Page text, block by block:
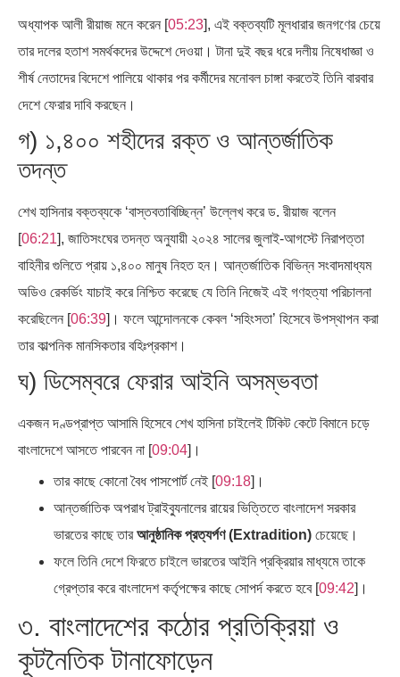
অধ্যাপক আলী রীয়াজ মনে করেন [05:23], এই বক্তব্যটি মূলধারার জনগণের চেয়ে
তার দলের হতাশ সমর্থকদের উদ্দেশে দেওয়া। টানা দুই বছর ধরে দলীয় নিষেধাজ্ঞা ও
শীর্ষ নেতাদের বিদেশে পালিয়ে থাকার পর কর্মীদের মনোবল চাঙ্গা করতেই তিনি বারবার
দেশে ফেরার দাবি করছেন।
গ) ১,৪০০ শহীদের রক্ত ও আন্তর্জাতিক
তদন্ত
শেখ হাসিনার বক্তব্যকে ‘বাস্তবতাবিচ্ছিন্ন’ উল্লেখ করে ড. রীয়াজ বলেন
[06:21], জাতিসংঘের তদন্ত অনুযায়ী ২০২৪ সালের জুলাই-আগস্টে নিরাপত্তা
বাহিনীর গুলিতে প্রায় ১,৪০০ মানুষ নিহত হন। আন্তর্জাতিক বিভিন্ন সংবাদমাধ্যম
অডিও রেকর্ডিং যাচাই করে নিশ্চিত করেছে যে তিনি নিজেই এই গণহত্যা পরিচালনা
করেছিলেন [06:39]। ফলে আন্দোলনকে কেবল ‘সহিংসতা’ হিসেবে উপস্থাপন করা
তার কাল্পনিক মানসিকতার বহিঃপ্রকাশ।
ঘ) ডিসেম্বরে ফেরার আইনি অসম্ভবতা
একজন দণ্ডপ্রাপ্ত আসামি হিসেবে শেখ হাসিনা চাইলেই টিকিট কেটে বিমানে চড়ে
বাংলাদেশে আসতে পারবেন না [09:04]।
তার কাছে কোনো বৈধ পাসপোর্ট নেই [09:18]।
আন্তর্জাতিক অপরাধ ট্রাইব্যুনালের রায়ের ভিত্তিতে বাংলাদেশ সরকার
ভারতের কাছে তারআনুষ্ঠানিক প্রত্যর্পণ (Extradition) চেয়েছে।
ফলে তিনি দেশে ফিরতে চাইলে ভারতের আইনি প্রক্রিয়ার মাধ্যমে তাকে
গ্রেপ্তার করে বাংলাদেশ কর্তৃপক্ষের কাছে সোপর্দ করতে হবে [09:42]।
৩. বাংলাদেশের কঠোর প্রতিক্রিয়া ও
কূটনৈতিক টানাফোড়েন